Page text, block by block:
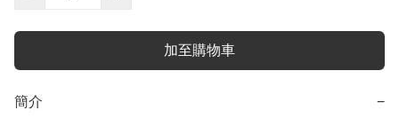
加至購物車
簡介 −